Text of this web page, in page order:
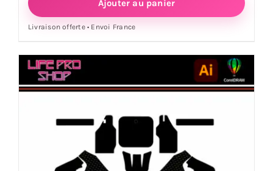
Template
HONDA
125
250
Ajouter au panier
Livraison offerte • Envoi France